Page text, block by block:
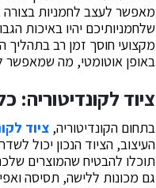
מאפשר לעצב לחמניות
שלחמניותיכם יהיו באיכות
מקצועי חוסך זמן רב בתהליך
באופן אוטומטי, מה שמאפשר
ציוד לקונדיטוריה:
בתחום הקונדיטוריה, ציוד
העיצוב, הציוד הנכון יכול
תוכלו להבטיח שהמוצרים
גם מכונות ללישה, תסיסה